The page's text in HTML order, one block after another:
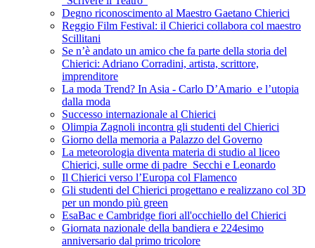
Degno riconoscimento al Maestro Gaetano Chierici
Reggio Film Festival: il Chierici collabora col maestro
Scillitani
Se n’è andato un amico che fa parte della storia del
Chierici: Adriano Corradini, artista, scrittore,
imprenditore
La moda Trend? In Asia - Carlo D’Amario e l’utopia
dalla moda
Successo internazionale al Chierici
Olimpia Zagnoli incontra gli studenti del Chierici
Giorno della memoria a Palazzo del Governo
La meteorologia diventa materia di studio al liceo
Chierici, sulle orme di padre Secchi e Leonardo
Il Chierici verso l’Europa col Flamenco
Gli studenti del Chierici progettano e realizzano col 3D
per un mondo più green
EsaBac e Cambridge fiori all'occhiello del Chierici
Giornata nazionale della bandiera e 224esimo
anniversario dal primo tricolore